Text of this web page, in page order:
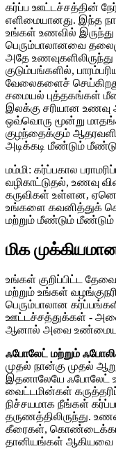
கர்ப்ப ஊட்டச்சத்தின்
எளிமையானது. இந்த
உங்கள் உணவில்
பெரும்பாலானவை
அதே
குடும்பங்களில்,
வேலைகளைச்
சமையல் புத்தகங்கள்
இலக்கு சரியான
ஒவ்வொரு மூன்று
குழந்தைக்கும்
அடிக்கடி மீண்டும்
மம்மி: கர்ப்பகால
வழிகாட்டுதல், உணவு
கருவிகள் உள்ளன,
உங்களை கவனித்துக்
மற்றும் மீண்டும் மீண்டும்
மிக
உங்கள் குறிப்பிட்ட
மற்றும் உங்கள்
பெரும்பாலான
ஊட்டச்சத்துக்கள் -
ஆனால் அவை
ஃபோலேட் மற்றும்
முதல் நான்கு முதல்
இதனாலேயே ஃபோலேட்
வைட்டமின்கள்
நிச்சயமாக நீங்கள்
தருணத்திலிருந்து.
கீரைகள்,
தானியங்கள் ஆகியவை